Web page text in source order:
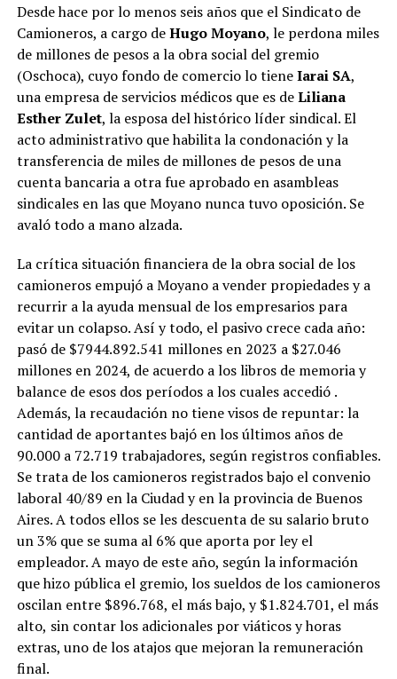
Desde hace por lo menos seis años que el Sindicato de
Camioneros, a cargo deHugo Moyano, le perdona miles
de millones de pesos a la obra social del gremio
(Oschoca), cuyo fondo de comercio lo tieneIarai SA,
una empresa de servicios médicos que es deLiliana
Esther Zulet, la esposa del histórico líder sindical. El
acto administrativo que habilita la condonación y la
transferencia de miles de millones de pesos de una
cuenta bancaria a otra fue aprobado en asambleas
sindicales en las que Moyano nunca tuvo oposición. Se
avaló todo a mano alzada.
La crítica situación financiera de la obra social de los
camioneros empujó a Moyano a vender propiedades y a
recurrir a la ayuda mensual de los empresarios para
evitar un colapso. Así y todo, el pasivo crece cada año:
pasó de $7944.892.541 millones en 2023 a $27.046
millones en 2024, de acuerdo a los libros de memoria y
balance de esos dos períodos a los cuales accedió .
Además, la recaudación no tiene visos de repuntar: la
cantidad de aportantes bajó en los últimos años de
90.000 a 72.719 trabajadores, según registros confiables.
Se trata de los camioneros registrados bajo el convenio
laboral 40/89 en la Ciudad y en la provincia de Buenos
Aires. A todos ellos se les descuenta de su salario bruto
un 3% que se suma al 6% que aporta por ley el
empleador. A mayo de este año, según la información
que hizo pública el gremio, los sueldos de los camioneros
oscilan entre $896.768, el más bajo, y $1.824.701, el más
alto, sin contar los adicionales por viáticos y horas
extras, uno de los atajos que mejoran la remuneración
final.